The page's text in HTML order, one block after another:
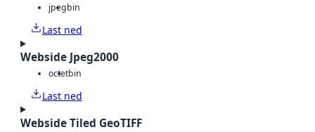
jpegbin
Last ned
Webside Jpeg2000
octetbin
Last ned
Webside Tiled GeoTIFF